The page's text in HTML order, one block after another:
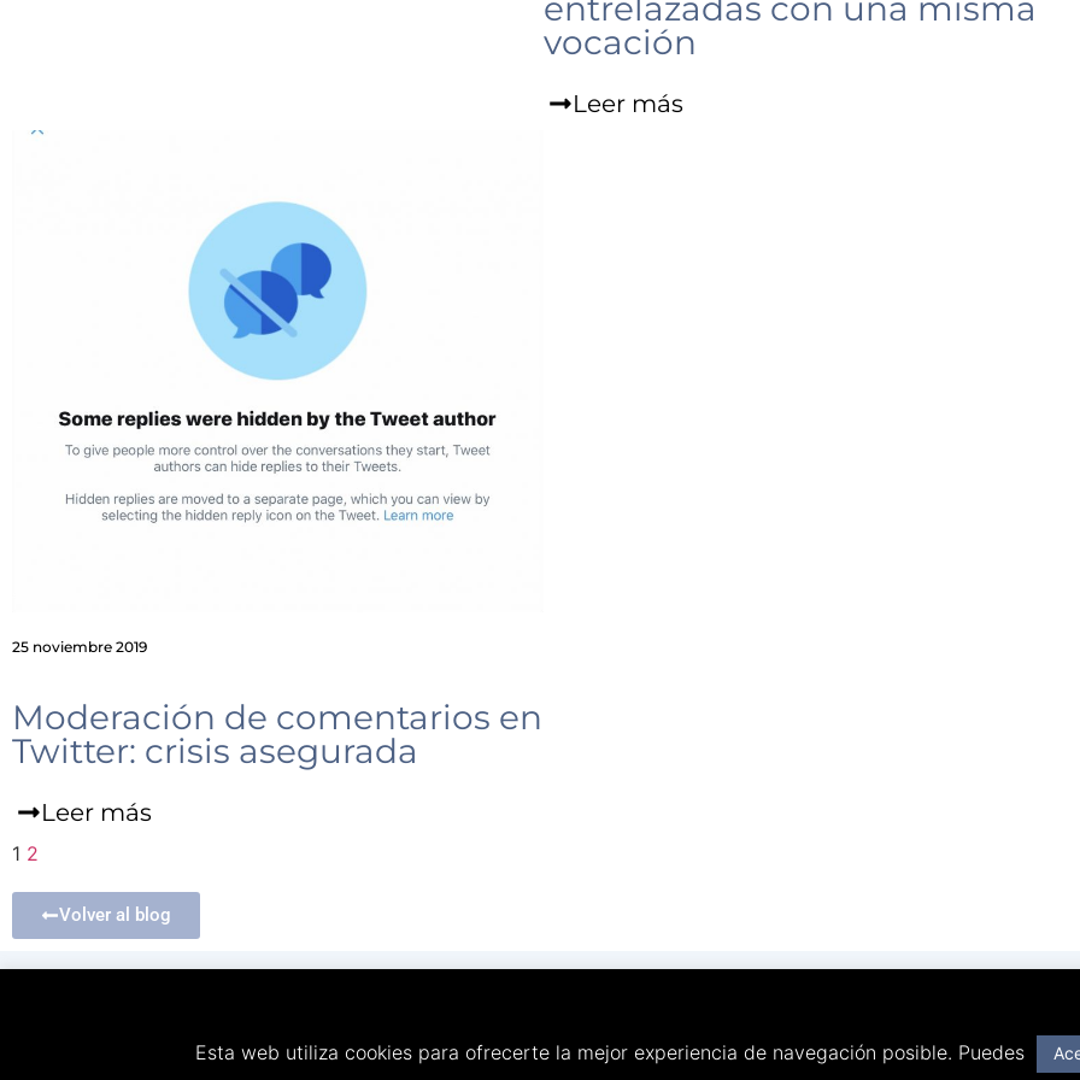
entrelazadas con una misma
vocación
Leer más
25 noviembre 2019
Moderación de comentarios en
Twitter: crisis asegurada
Leer más
1 2
Volver al blog
Esta web utiliza cookies para ofrecerte la mejor experiencia de navegación posible. Puedes